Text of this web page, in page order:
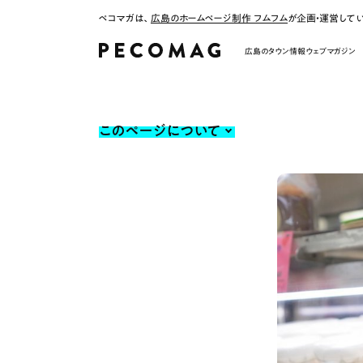
ペコマガは、 広島のホームページ制作 フムフムが企画・運営して
広島のタウン情報ウェブマガジン
このページについて